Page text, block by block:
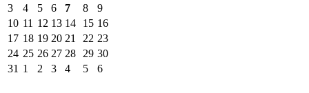
3
4 5 6 7 8
9
10 11 12 13 14 15 16
17 18 19 20 21 22 23
24 25 26 27 28 29 30
31 1 2 3 4 5 6